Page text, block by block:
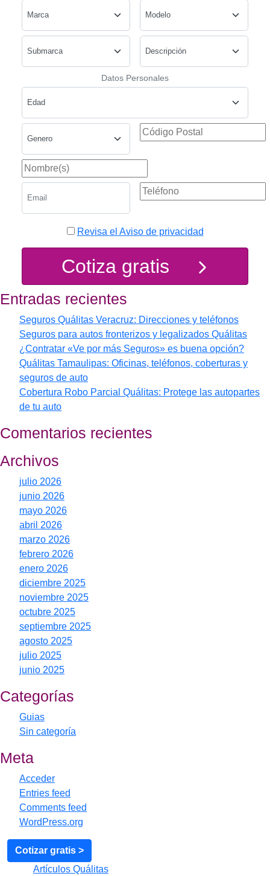
Datos Personales
Revisa el Aviso de privacidad
Cotiza gratis
Entradas recientes
Seguros Quálitas Veracruz: Direcciones y teléfonos
Seguros para autos fronterizos y legalizados Quálitas
¿Contratar «Ve por más Seguros» es buena opción?
Quálitas Tamaulipas: Oficinas, teléfonos, coberturas y
seguros de auto
Cobertura Robo Parcial Quálitas: Protege las autopartes
de tu auto
Comentarios recientes
Archivos
julio 2026
junio 2026
mayo 2026
abril 2026
marzo 2026
febrero 2026
enero 2026
diciembre 2025
noviembre 2025
octubre 2025
septiembre 2025
agosto 2025
julio 2025
junio 2025
Categorías
Guias
Sin categoría
Meta
Acceder
Entries feed
Comments feed
WordPress.org
Cotizar gratis >
Artículos Quálitas